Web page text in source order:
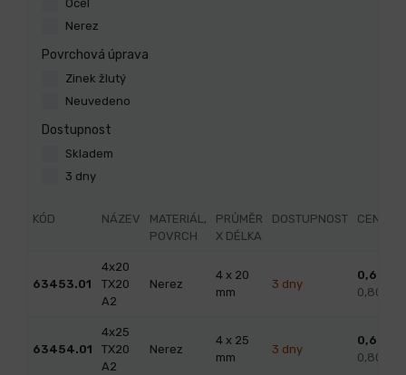
Ocel
Nerez
Povrchová úprava
Zinek žlutý
Neuvedeno
Dostupnost
Skladem
3 dny
KÓD NÁZEV
MATERIÁL,
POVRCH
PRŮMĚR
X DÉLKA
DOSTUPNOST CENA
63453.01
4x20
TX20
A2
Nerez
4 x 20
mm
3 dny
0,66
0,80 s
63454.01
4x25
TX20
A2
Nerez
4 x 25
mm
3 dny
0,66
0,80 s